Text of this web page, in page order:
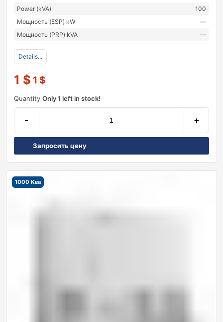
Power (kVA)
100
Мощность (ESP) kW
—
Мощность (PRP) kVA
—
Details...
1 $ 1 $
Quantity Only 1 left in stock!
- +
Запросить цену
1000 Ква